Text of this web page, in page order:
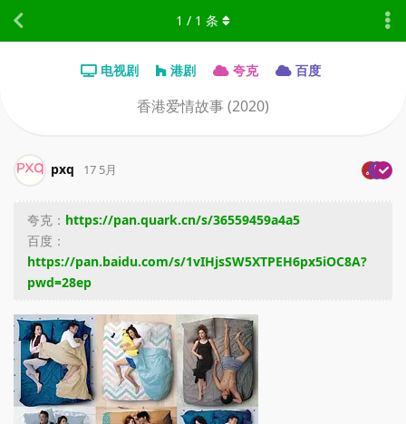
电视剧 港剧 夸克 百度
香港爱情故事 (2020)
1 / 1 条
pxq 17 5月
夸克： https://pan.quark.cn/s/36559459a4a5
百度：
https://pan.baidu.com/s/1vIHjsSW5XTPEH6px5iOC8A?
pwd=28ep